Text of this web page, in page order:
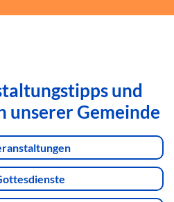
und
unserer Gemeinde